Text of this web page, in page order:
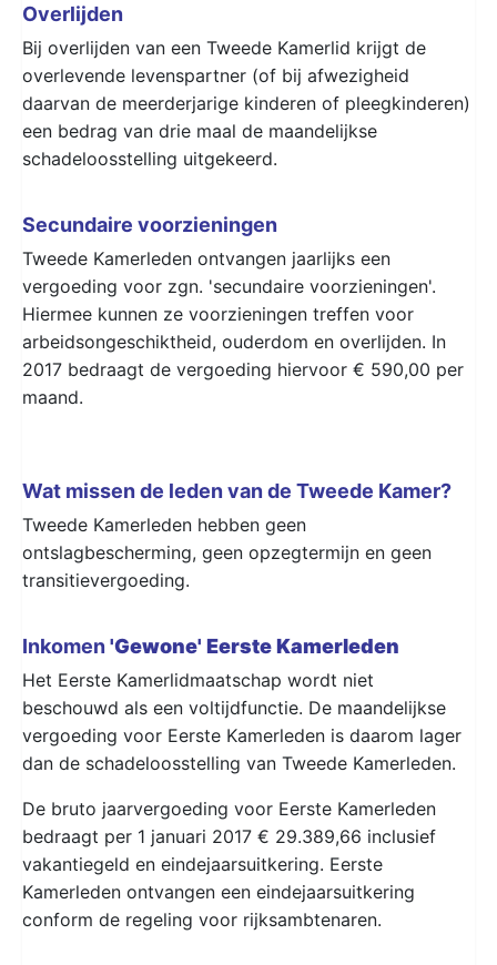
Overlijden
Bij overlijden van een Tweede Kamerlid krijgt de
overlevende levenspartner (of bij afwezigheid
daarvan de meerderjarige kinderen of pleegkinderen)
een bedrag van drie maal de maandelijkse
schadeloosstelling uitgekeerd.
Secundaire voorzieningen
Tweede Kamerleden ontvangen jaarlijks een
vergoeding voor zgn. 'secundaire voorzieningen'.
Hiermee kunnen ze voorzieningen treffen voor
arbeidsongeschiktheid, ouderdom en overlijden. In
2017 bedraagt de vergoeding hiervoor € 590,00 per
maand.
Wat missen de leden van de Tweede Kamer?
Tweede Kamerleden hebben geen
ontslagbescherming, geen opzegtermijn en geen
transitievergoeding.
Inkomen'Gewone' Eerste Kamerleden
Het Eerste Kamerlidmaatschap wordt niet
beschouwd als een voltijdfunctie. De maandelijkse
vergoeding voor Eerste Kamerleden is daarom lager
dan de schadeloosstelling van Tweede Kamerleden.
De bruto jaarvergoeding voor Eerste Kamerleden
bedraagt per 1 januari 2017 € 29.389,66 inclusief
vakantiegeld en eindejaarsuitkering. Eerste
Kamerleden ontvangen een eindejaarsuitkering
conform de regeling voor rijksambtenaren.